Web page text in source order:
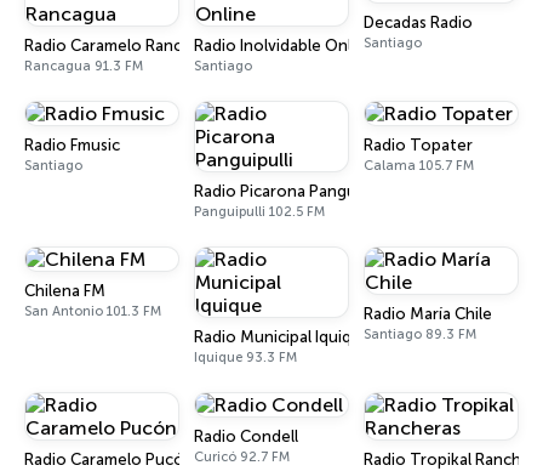
Radio Caramelo Rancagua
Rancagua 91.3 FM
Radio Inolvidable Online
Santiago
Decadas Radio
Santiago
Radio Fmusic
Santiago
Radio Picarona Panguipulli
Panguipulli 102.5 FM
Radio Topater
Calama 105.7 FM
Chilena FM
San Antonio 101.3 FM
Radio Municipal Iquique
Iquique 93.3 FM
Radio María Chile
Santiago 89.3 FM
Radio Caramelo Pucón
Radio Condell
Curicó 92.7 FM Radio Tropikal